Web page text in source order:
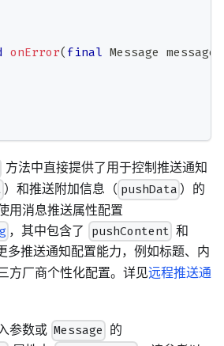
onError( final Message message
方法中直接提供了用于控制推送通知
）和推送附加信息（ pushData ）的
用消息推送属性配置
，其中包含了 pushContent 和
多推送通知配置能力，例如标题、内
方厂商个性化配置。详见远程推送通
参数或 Message 的